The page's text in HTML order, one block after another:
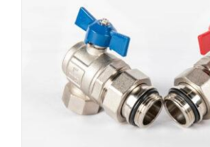
multiple
variants.
The
options
may
be